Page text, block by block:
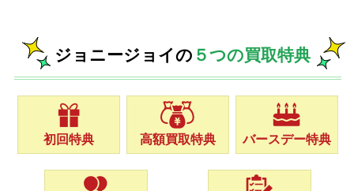
ジョニージョイの ５つの買取特典
初回特典 高額買取特典 バースデー特典